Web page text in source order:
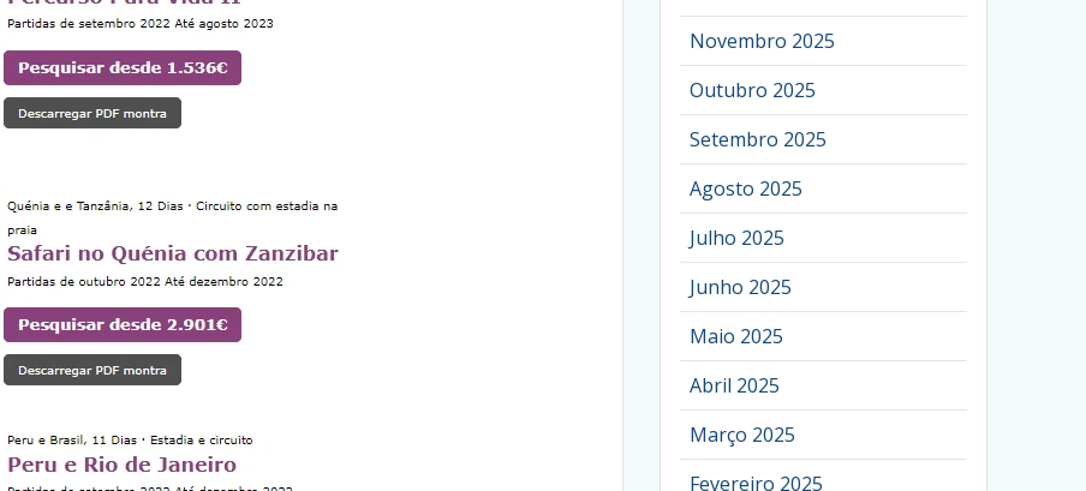
Novembro 2025
Outubro 2025
Setembro 2025
Agosto 2025
Julho 2025
Junho 2025
Maio 2025
Abril 2025
Março 2025
Fevereiro 2025